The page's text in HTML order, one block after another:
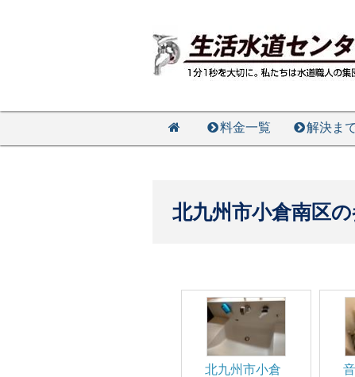
料金一覧 解決ま
北九州市小倉南区
北九州市小倉